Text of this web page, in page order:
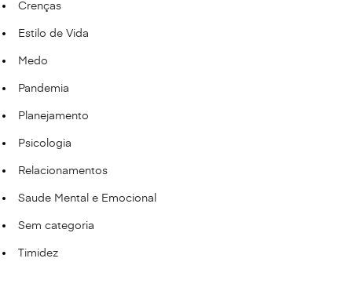
Crenças
Estilo de Vida
Medo
Pandemia
Planejamento
Psicologia
Relacionamentos
Saude Mental e Emocional
Sem categoria
Timidez